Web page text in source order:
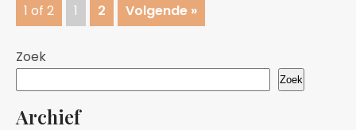
1 of 2 1 2 Volgende »
Zoek
Zoek
Archief